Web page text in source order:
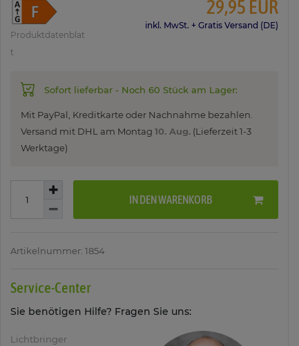
Produktdatenblat
t
29,95 EUR
inkl. MwSt. + Gratis Versand (DE)
Sofort lieferbar - Noch 60 Stück am Lager:
Mit PayPal, Kreditkarte oder Nachnahme bezahlen.
Versand mit DHL am Montag 10. Aug. (Lieferzeit 1-3
Werktage)
IN DEN WARENKORB
Artikelnummer: 1854
Service-Center
Sie benötigen Hilfe? Fragen Sie uns:
Lichtbringer